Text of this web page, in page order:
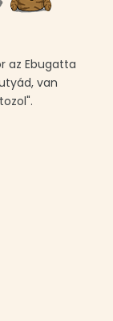
az Ebugatta
van